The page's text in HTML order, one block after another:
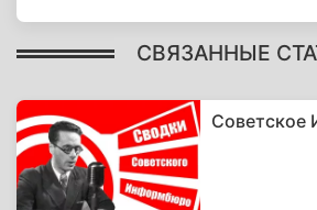
СВЯЗАННЫЕ